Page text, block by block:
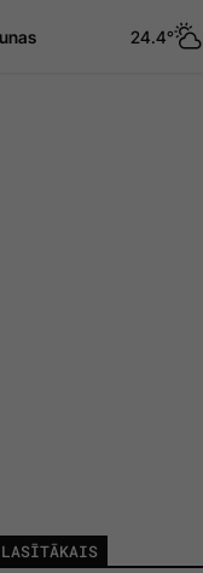
24.4°
LASĪTĀKAIS